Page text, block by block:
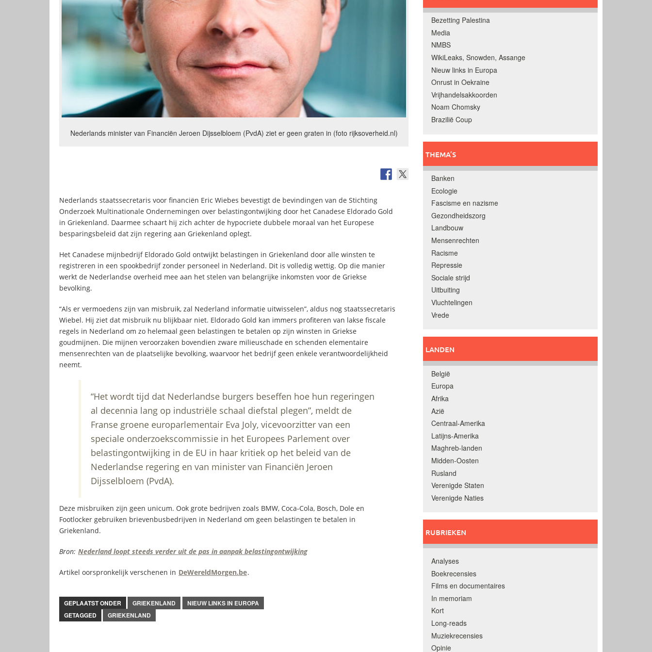
Nederlands minister van Financiën Jeroen Dijsselbloem (PvdA) ziet er geen graten in (foto rijksoverheid.nl)
Nederlands staatssecretaris voor financiën Eric Wiebes bevestigt de bevindingen van de Stichting
Onderzoek Multinationale Ondernemingen over belastingontwijking door het Canadese Eldorado Gold
in Griekenland. Daarmee schaart hij zich achter de hypocriete dubbele moraal van het Europese
besparingsbeleid dat zijn regering aan Griekenland oplegt.
Het Canadese mijnbedrijf Eldorado Gold ontwijkt belastingen in Griekenland door alle winsten te
registreren in een spookbedrijf zonder personeel in Nederland. Dit is volledig wettig. Op die manier
werkt de Nederlandse overheid mee aan het stelen van belangrijke inkomsten voor de Griekse
bevolking.
“Als er vermoedens zijn van misbruik, zal Nederland informatie uitwisselen”, aldus nog staatssecretaris
Wiebel. Hij ziet dat misbruik nu blijkbaar niet. Eldorado Gold kan immers profiteren van lakse fiscale
regels in Nederland om zo helemaal geen belastingen te betalen op zijn winsten in Griekse
goudmijnen. Die mijnen veroorzaken bovendien zware milieuschade en schenden elementaire
mensenrechten van de plaatselijke bevolking, waarvoor het bedrijf geen enkele verantwoordelijkheid
neemt.
“Het wordt tijd dat Nederlandse burgers beseffen hoe hun regeringen
al decennia lang op industriële schaal diefstal plegen”, meldt de
Franse groene europarlementair Eva Joly, vicevoorzitter van een
speciale onderzoekscommissie in het Europees Parlement over
belastingontwijking in de EU in haar kritiek op het beleid van de
Nederlandse regering en van minister van Financiën Jeroen
Dijsselbloem (PvdA).
Deze misbruiken zijn geen unicum. Ook grote bedrijven zoals BMW, Coca-Cola, Bosch, Dole en
Footlocker gebruiken brievenbusbedrijven in Nederland om geen belastingen te betalen in
Griekenland.
Bron: Nederland loopt steeds verder uit de pas in aanpak belastingontwijking
Artikel oorspronkelijk verschenen in DeWereldMorgen.be.
GEPLAATST ONDER GRIEKENLAND
NIEUW LINKS IN EUROPA
GETAGGED
GRIEKENLAND
Bezetting Palestina
Media
NMBS
WikiLeaks, Snowden, Assange
Nieuw links in Europa
Onrust in Oekraine
Vrijhandelsakkoorden
Noam Chomsky
Brazilië Coup
THEMA’S
Banken
Ecologie
Fascisme en nazisme
Gezondheidszorg
Landbouw
Mensenrechten
Racisme
Repressie
Sociale strijd
Uitbuiting
Vluchtelingen
Vrede
LANDEN
België
Europa
Afrika
Azië
Centraal-Amerika
Latijns-Amerika
Maghreb-landen
Midden-Oosten
Rusland
Verenigde Staten
Verenigde Naties
RUBRIEKEN
Analyses
Boekrecensies
Films en documentaires
In memoriam
Kort
Long-reads
Muziekrecensies
Opinie